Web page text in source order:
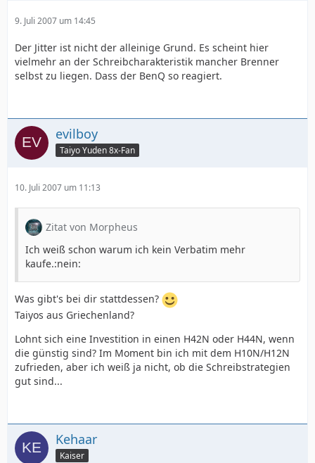
9. Juli 2007 um 14:45
Der Jitter ist nicht der alleinige Grund. Es scheint hier
vielmehr an der Schreibcharakteristik mancher Brenner
selbst zu liegen. Dass der BenQ so reagiert.
evilboy
Taiyo Yuden 8x-Fan
10. Juli 2007 um 11:13
Zitat von Morpheus
Ich weiß schon warum ich kein Verbatim mehr
kaufe.:nein:
Was gibt's bei dir stattdessen?
Taiyos aus Griechenland?
Lohnt sich eine Investition in einen H42N oder H44N, wenn
die günstig sind? Im Moment bin ich mit dem H10N/H12N
zufrieden, aber ich weiß ja nicht, ob die Schreibstrategien
gut sind...
Kehaar
Kaiser